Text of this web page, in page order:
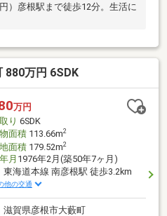
）彦根駅まで徒歩12分。生活に
880万円 6SDK
万円
り 6SDK
面積113.66m2
面積179.52m2
月 1976年2月(築50年7ヶ月)
東海道本線 南彦根駅 徒歩3.2km
他の交通
滋賀県彦根市大藪町